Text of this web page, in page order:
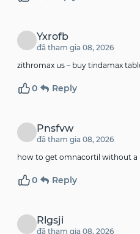
Yxrofb
đã tham gia 08, 2026
zithromax us – buy tindamax
0 Reply
Pnsfvw
đã tham gia 08, 2026
how to get omnacortil without a
0 Reply
Rlgsji
đã tham gia 08, 2026